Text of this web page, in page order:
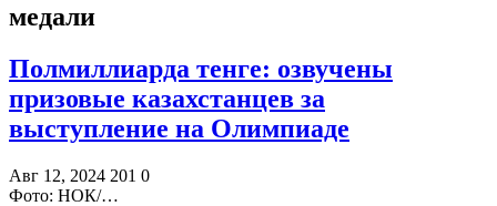
медали
Полмиллиарда тенге: озвучены
призовые казахстанцев за
выступление на Олимпиаде
Авг 12, 2024 201 0
Фото: НОК/…